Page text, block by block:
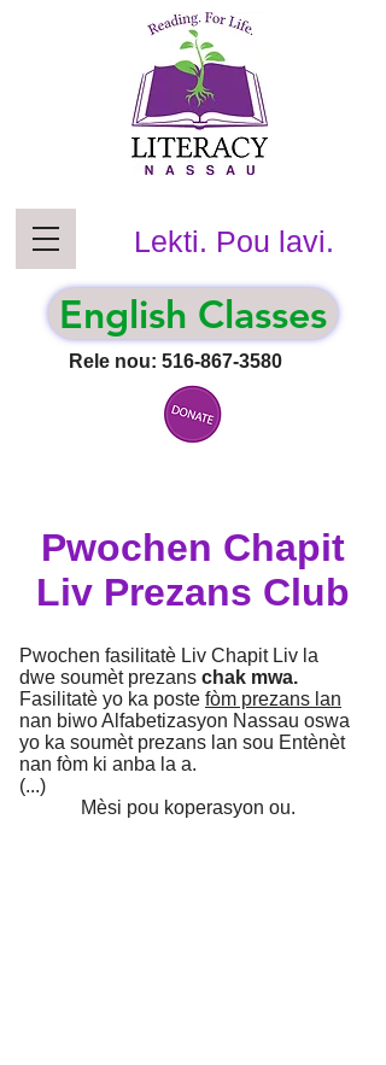
Rele nou: 516-867-3580
Lekti. Pou lavi.
English Classes
Pwochen Chapit
Liv Prezans Club
Pwochen fasilitatè Liv Chapit Liv la
dwe soumèt prezans chak mwa.
Fasilitatè yo ka poste fòm prezans lan
nan biwo Alfabetizasyon Nassau oswa
yo ka soumèt prezans lan sou Entènèt
nan fòm ki anba la a.
(...)
Mèsi pou koperasyon ou.